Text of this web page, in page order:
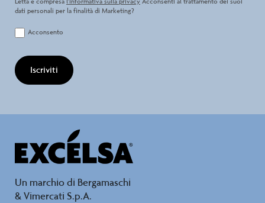
dati personali per la finalità di Marketing?
Acconsento
Iscriviti
Un marchio di Bergamaschi
& Vimercati S.p.A.